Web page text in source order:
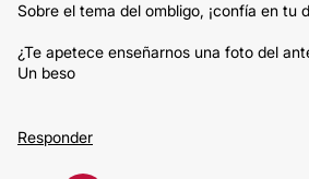
Sobre el tema del ombligo, ¡confía en tu
¿Te apetece enseñarnos una foto del
Un beso
Responder